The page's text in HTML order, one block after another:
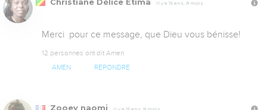
Christiane Délice Etima Il y a 15 ans, 9 mois
Merci  pour ce message, que Dieu vous bénisse!
12 personnes ont dit Amen
AMEN RÉPONDRE
Zooey naomi Il y a 15 ans, 9 mois